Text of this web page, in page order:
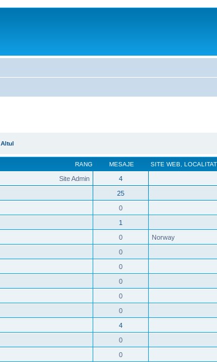
Altul
RANG MESAJE SITE WEB
Site Admin 4
25
0
1
0 Norway
0
0
0
0
0
4
0
0